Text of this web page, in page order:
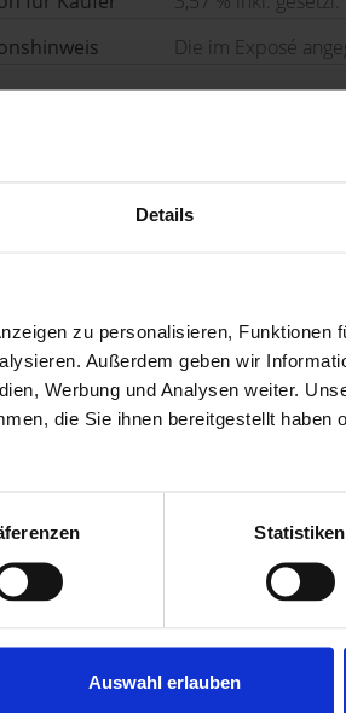
Details
zu personalisieren, Funktionen
Außerdem geben wir
Werbung und Analysen weiter.
die Sie ihnen bereitgestellt haben
Statistiken
Auswahl erlauben
Die im Exposé
der Münchner Maxvorstadt.
ausgestattet.
tägliche Nutzung, was zusätzlich